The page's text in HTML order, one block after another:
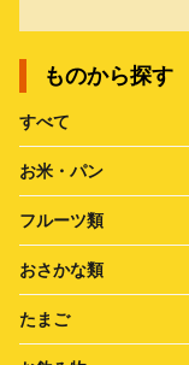
ものから探す
すべて
お米・パン
フルーツ類
おさかな類
たまご